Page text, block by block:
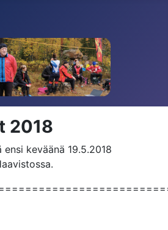
2018
keväänä 19.5.2018